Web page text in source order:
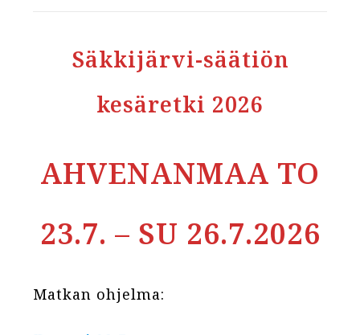
Säkkijärvi-säätiön
kesäretki 2026
AHVENANMAA TO
23.7. – SU 26.7.2026
Matkan ohjelma: